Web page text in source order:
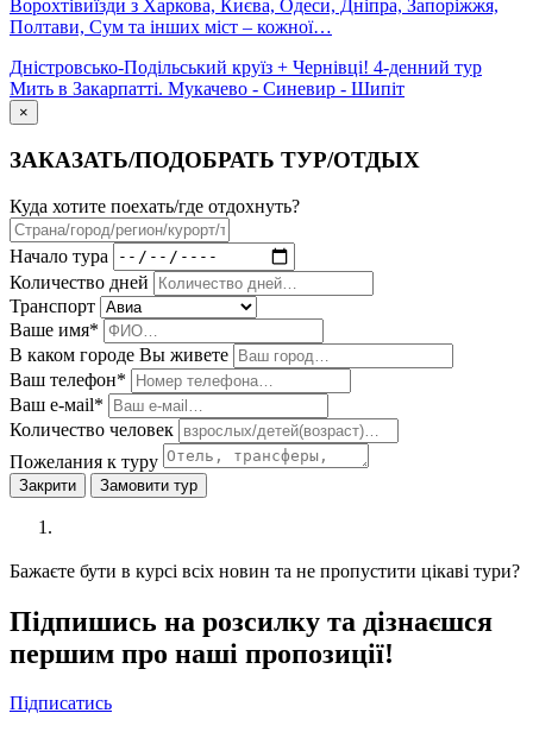
Ворохтівиїзди з Харкова, Києва, Одеси, Дніпра, Запоріжжя,
Полтави, Сум та інших міст – кожної…
Дністровсько-Подільський круїз + Чернівці! 4-денний тур
Мить в Закарпатті. Мукачево - Синевир - Шипіт
×
ЗАКАЗАТЬ/ПОДОБРАТЬ ТУР/ОТДЫХ
Куда хотите поехать/где отдохнуть?
Начало тура
Количество дней
Транспорт
Ваше имя*
В каком городе Вы живете
Ваш телефон*
Ваш е-мail*
Количество человек
Пожелания к туру
Закрити Замовити тур
Бажаєте бути в курсі всіх новин та не пропустити цікаві тури?
Підпишись на розсилку та дізнаєшся
першим про наші пропозиції!
Підписатись